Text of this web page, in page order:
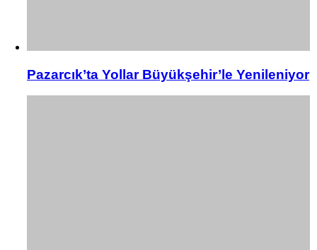
Pazarcık’ta Yollar Büyükşehir’le Yenileniyor